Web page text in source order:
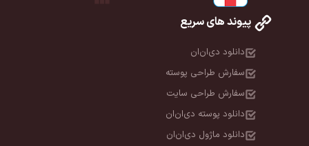
پیوند های سریع
دانلود دی‌ان‌ان
سفارش طراحی پوسته
سفارش طراحی سایت
دانلود پوسته دی‌ان‌ان
دانلود ماژول دی‌ان‌ان